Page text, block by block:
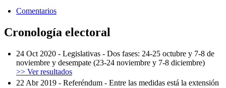
Comentarios
Cronología electoral
24 Oct 2020 - Legislativas - Dos fases: 24-25 octubre y 7-8 de
noviembre y desempate (23-24 noviembre y 7-8 diciembre)
>> Ver resultados
22 Abr 2019 - Referéndum - Entre las medidas está la extensión